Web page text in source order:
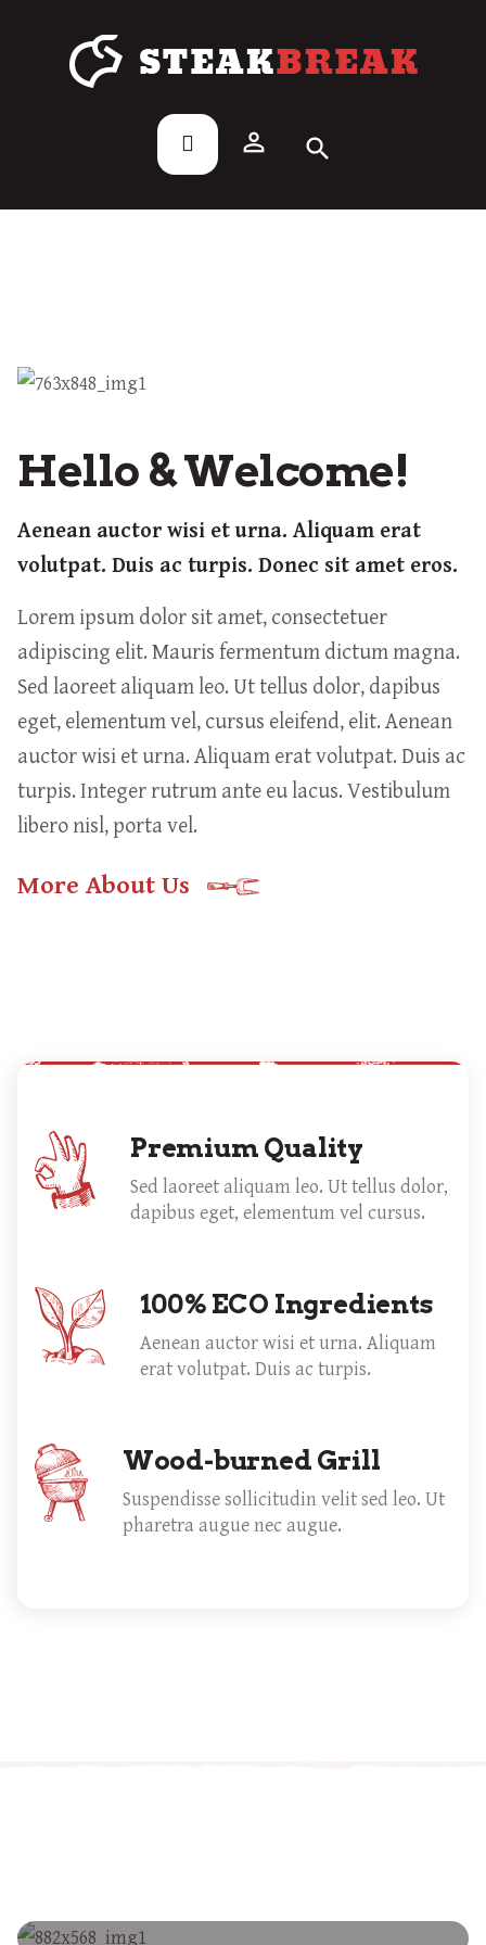
person_outline search
Hello & Welcome!
Aenean auctor wisi et urna. Aliquam erat
volutpat. Duis ac turpis. Donec sit amet eros.
Lorem ipsum dolor sit amet, consectetuer
adipiscing elit. Mauris fermentum dictum magna.
Sed laoreet aliquam leo. Ut tellus dolor, dapibus
eget, elementum vel, cursus eleifend, elit. Aenean
auctor wisi et urna. Aliquam erat volutpat. Duis ac
turpis. Integer rutrum ante eu lacus. Vestibulum
libero nisl, porta vel.
More About Us
Premium Quality
Sed laoreet aliquam leo. Ut tellus dolor,
dapibus eget, elementum vel cursus.
100% ECO Ingredients
Aenean auctor wisi et urna. Aliquam
erat volutpat. Duis ac turpis.
Wood-burned Grill
Suspendisse sollicitudin velit sed leo. Ut
pharetra augue nec augue.